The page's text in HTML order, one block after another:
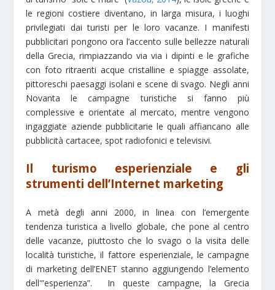
le regioni costiere diventano, in larga misura, i luoghi
privilegiati dai turisti per le loro vacanze. I manifesti
pubblicitari pongono ora l’accento sulle bellezze naturali
della Grecia, rimpiazzando via via i dipinti e le grafiche
con foto ritraenti acque cristalline e spiagge assolate,
pittoreschi paesaggi isolani e scene di svago. Negli anni
Novanta le campagne turistiche si fanno più
complessive e orientate al mercato, mentre vengono
ingaggiate aziende pubblicitarie le quali affiancano alle
pubblicità cartacee, spot radiofonici e televisivi.
Il turismo esperienziale e gli
strumenti dell’Internet marketing
A metà degli anni 2000, in linea con l’emergente
tendenza turistica a livello globale, che pone al centro
delle vacanze, piuttosto che lo svago o la visita delle
località turistiche, il fattore esperienziale, le campagne
di marketing dell’ENET stanno aggiungendo l’elemento
dell'”esperienza”. In queste campagne, la Grecia